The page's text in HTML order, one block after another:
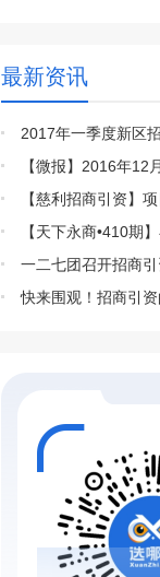
最新资讯
2017年一季度新区
【微报】2016年12
【慈利招商引资】
【天下永商•410期
一二七团召开招商
快来围观！招商引